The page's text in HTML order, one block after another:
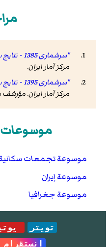
"سرشماری 1385 - نتایج سرشماری 85"
مرکز آمار ایران.
"سرشماری 1395 - نتایج سرشماری 95"
مرکز آمار ایران.
موسوعة تجمعات
موسوعة إيران
موسوعة جغرافيا
تويتر
انستقرام